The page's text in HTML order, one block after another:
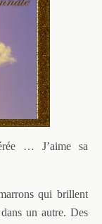
… J’aime sa
qui brillent
un autre. Des